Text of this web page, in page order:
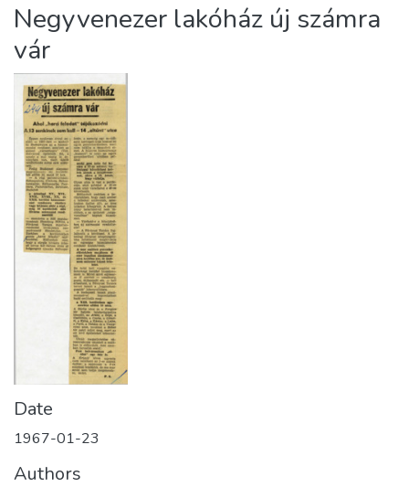
About us
Negyvenezer lakóház új számra
vár
Date
1967-01-23
Authors